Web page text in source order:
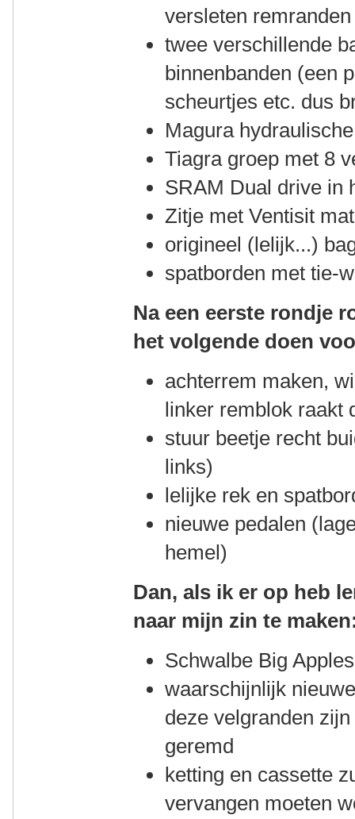
versleten
twee verschillende
binnenbanden (een
scheurtjes etc. dus
Magura
Tiagra groep met 8
SRAM Dual drive in
Zitje met Ventisit
origineel (lelijk...)
spatborden met tie-
Na een eerste rondje
het volgende doen
achterrem maken,
linker remblok raakt
stuur beetje recht
links)
lelijke rek en
nieuwe pedalen
hemel)
Dan, als ik er op heb
naar mijn zin te
Schwalbe Big
waarschijnlijk
deze velgranden
geremd
ketting en cassette
vervangen moeten